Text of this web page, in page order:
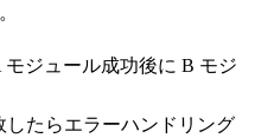
ジュール成功後に B モジ
たらエラーハンドリング